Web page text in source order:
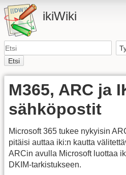
ikiWiki
Etsi
M365, ARC ja
sähköpostit
Microsoft 365 tukee nykyisin
pitäisi auttaa iki:n kautta
ARCin avulla Microsoft luottaa
DKIM-tarkistukseen.